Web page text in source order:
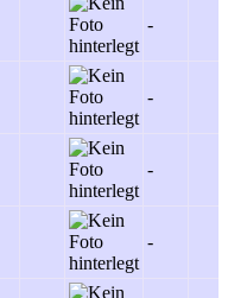
-
-
-
-